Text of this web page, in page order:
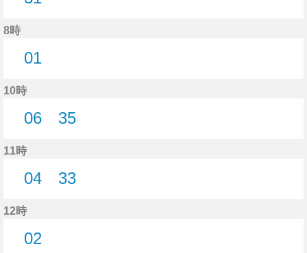
8時
01
10時
06
35
11時
04
33
12時
02